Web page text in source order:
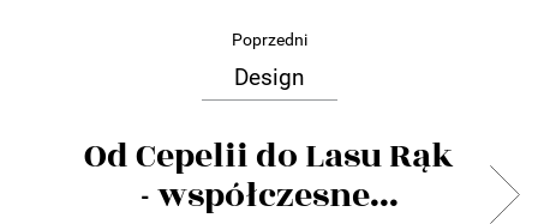
Poprzedni
Design
Od Cepelii do Lasu Rąk
- współczesne...